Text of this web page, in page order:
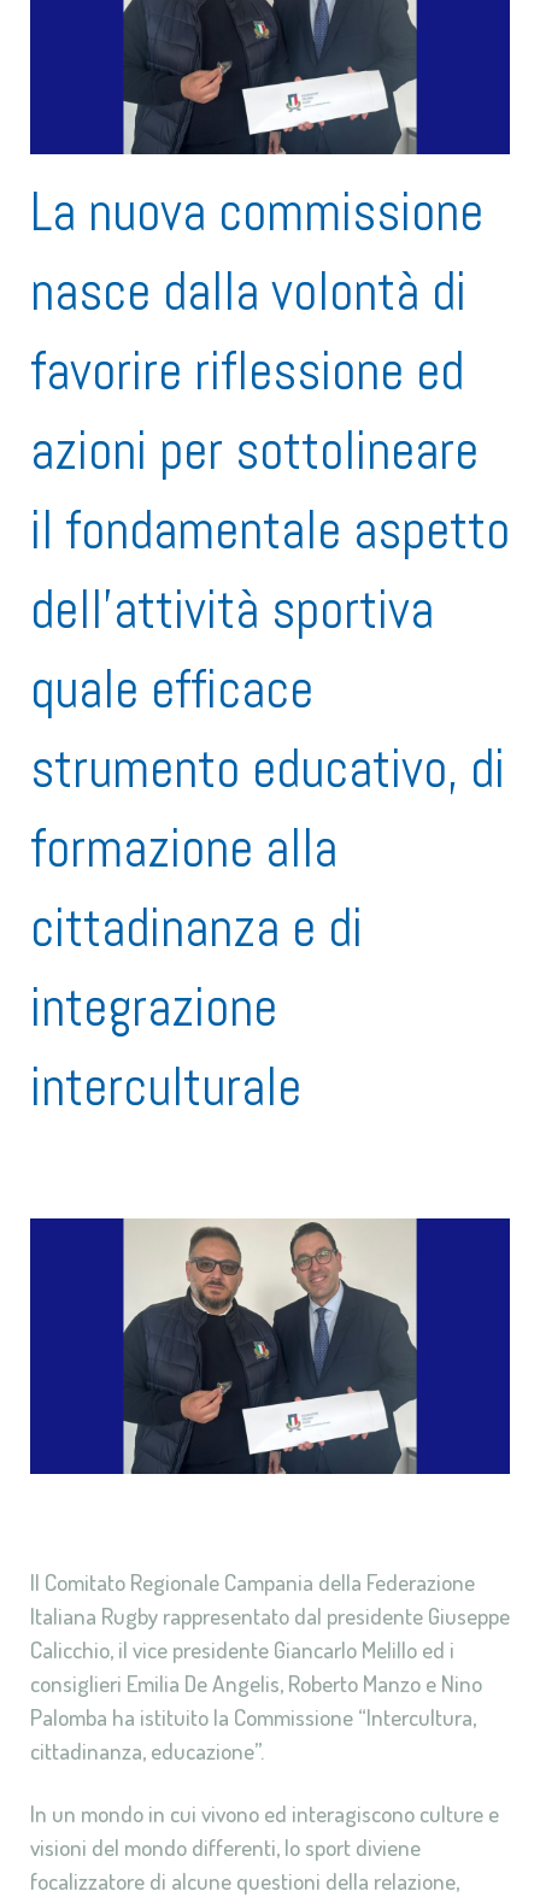
La nuova commissione
nasce dalla volontà di
favorire riflessione ed
azioni per sottolineare
il fondamentale aspetto
dell’attività sportiva
quale efficace
strumento educativo, di
formazione alla
cittadinanza e di
integrazione
interculturale
Il Comitato Regionale Campania della Federazione
Italiana Rugby rappresentato dal presidente Giuseppe
Calicchio, il vice presidente Giancarlo Melillo ed i
consiglieri Emilia De Angelis, Roberto Manzo e Nino
Palomba ha istituito la Commissione “Intercultura,
cittadinanza, educazione”.
In un mondo in cui vivono ed interagiscono culture e
visioni del mondo differenti, lo sport diviene
focalizzatore di alcune questioni della relazione,